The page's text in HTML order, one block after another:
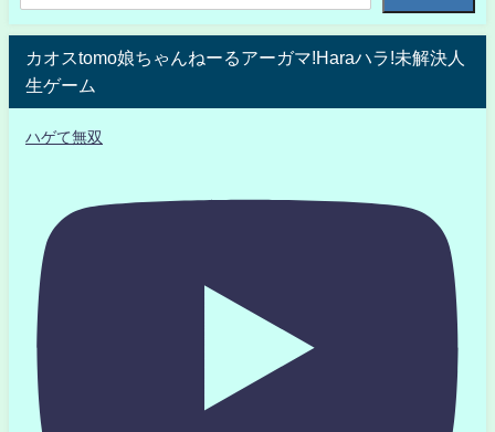
カオスtomo娘ちゃんねーるアーガマ!Haraハラ!未解決人
生ゲーム
ハゲて無双